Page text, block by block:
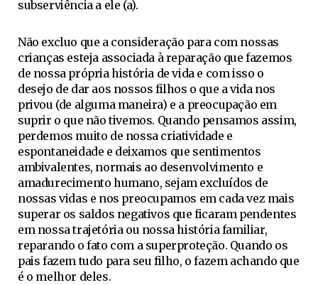
subserviência a ele (a).
Não excluo que a consideração para com nossas
crianças esteja associada à reparação que fazemos
de nossa própria história de vida e com isso o
desejo de dar aos nossos filhos o que a vida nos
privou (de alguma maneira) e a preocupação em
suprir o que não tivemos. Quando pensamos assim,
perdemos muito de nossa criatividade e
espontaneidade e deixamos que sentimentos
ambivalentes, normais ao desenvolvimento e
amadurecimento humano, sejam excluídos de
nossas vidas e nos preocupamos em cada vez mais
superar os saldos negativos que ficaram pendentes
em nossa trajetória ou nossa história familiar,
reparando o fato com a superproteção. Quando os
pais fazem tudo para seu filho, o fazem achando que
é o melhor deles.